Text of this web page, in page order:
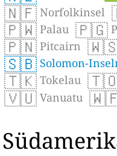
🇳🇫 Norfolkinsel
🇵🇼 Palau 🇵🇬
🇵🇳 Pitcairn
🇸🇧 Solomon-
🇹🇰 Tokelau
🇻🇺 Vanuatu